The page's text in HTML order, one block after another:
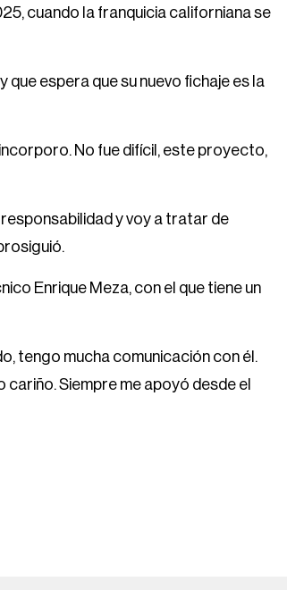
cuando la franquicia californiana se
espera que su nuevo fichaje es la
No fue difícil, este proyecto,
y voy a tratar de
Enrique Meza, con el que tiene un
tengo mucha comunicación con él.
Siempre me apoyó desde el